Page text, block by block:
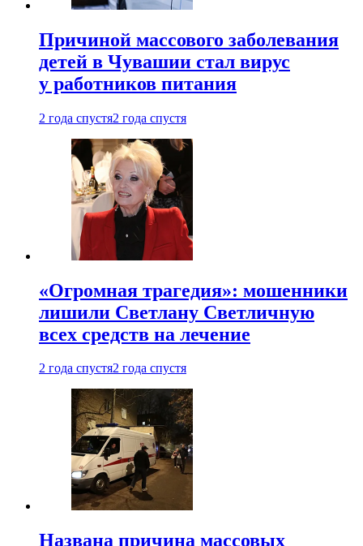
Причиной массового заболевания
детей в Чувашии стал вирус
у работников питания
2 года спустя2 года спустя
«Огромная трагедия»: мошенники
лишили Светлану Светличную
всех средств на лечение
2 года спустя2 года спустя
Названа причина массовых